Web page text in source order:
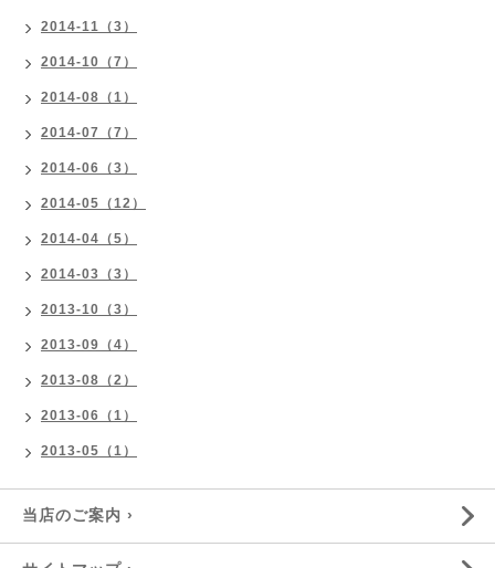
2014-11（3）
2014-10（7）
2014-08（1）
2014-07（7）
2014-06（3）
2014-05（12）
2014-04（5）
2014-03（3）
2013-10（3）
2013-09（4）
2013-08（2）
2013-06（1）
2013-05（1）
当店のご案内 ›